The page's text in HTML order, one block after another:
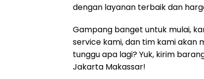
dengan layanan terbaik dan
Gampang banget untuk mulai,
service kami, dan tim kami akan
tunggu apa lagi? Yuk, kirim
Jakarta Makassar!